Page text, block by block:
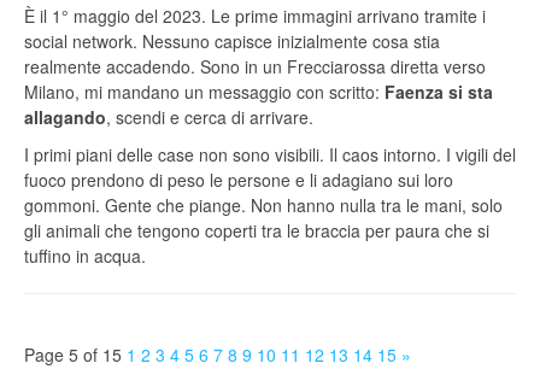
È il 1° maggio del 2023. Le prime immagini arrivano tramite i
social network. Nessuno capisce inizialmente cosa stia
realmente accadendo. Sono in un Frecciarossa diretta verso
Milano, mi mandano un messaggio con scritto: Faenza si sta
allagando, scendi e cerca di arrivare.
I primi piani delle case non sono visibili. Il caos intorno. I vigili del
fuoco prendono di peso le persone e li adagiano sui loro
gommoni. Gente che piange. Non hanno nulla tra le mani, solo
gli animali che tengono coperti tra le braccia per paura che si
tuffino in acqua.
Page 5 of 15 1 2 3 4 5 6 7 8 9 10 11 12 13 14 15 »